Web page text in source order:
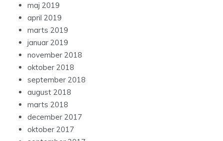
maj 2019
april 2019
marts 2019
januar 2019
november 2018
oktober 2018
september 2018
august 2018
marts 2018
december 2017
oktober 2017